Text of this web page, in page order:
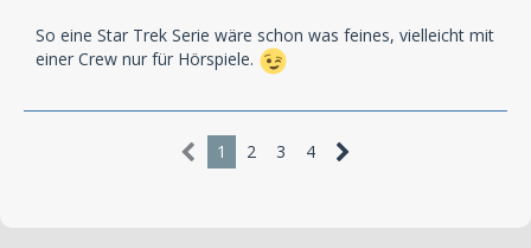
So eine Star Trek Serie wäre schon was feines, vielleicht mit
einer Crew nur für Hörspiele.
1 2 3 4